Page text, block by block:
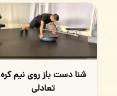
شنا دست باز روی نیم کره
تعادلی